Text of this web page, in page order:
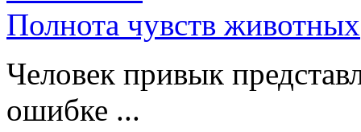
Полнота чувств животных
Человек привык
ошибке ...